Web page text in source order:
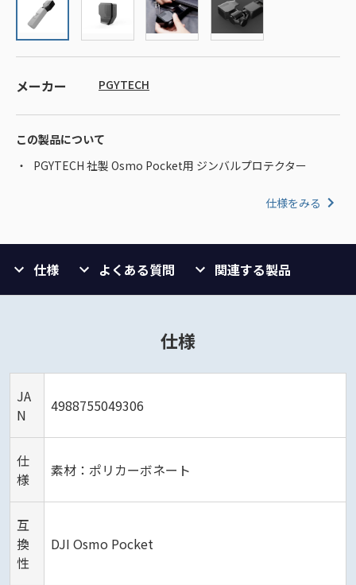
メーカー PGYTECH
この製品について
PGYTECH 社製 Osmo Pocket用 ジンバルプロテクター
仕様をみる
仕様 よくある質問 関連する製品
仕様
JA
N
4988755049306
仕
様
素材：ポリカーボネート
互
換
性
DJI Osmo Pocket